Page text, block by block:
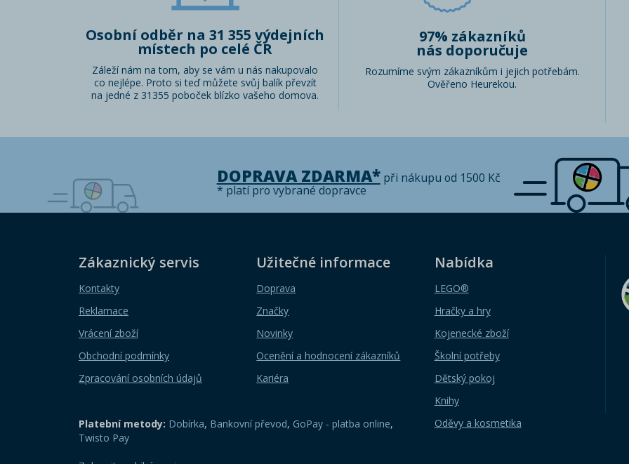
Osobní odběr na 31 355 výdejních
místech po celé ČR
Záleží nám na tom, aby se vám u nás nakupovalo
co nejlépe. Proto si teď můžete svůj balík převzít
na jedné z 31355 poboček blízko vašeho domova.
97% zákazníků
nás doporučuje
Rozumíme svým zákazníkům i jejich potřebám.
Ověřeno Heurekou.
DOPRAVA ZDARMA*při nákupu od 1500 Kč
* platí pro vybrané dopravce
Zákaznický servis
Kontakty
Reklamace
Vrácení zboží
Obchodní podmínky
Zpracování osobních údajů
Užitečné informace
Doprava
Značky
Novinky
Ocenění a hodnocení zákazníků
Kariéra
Nabídka
LEGO®
Hračky a hry
Kojenecké zboží
Školní potřeby
Dětský pokoj
Knihy
Oděvy a kosmetika
Platební metody: Dobírka, Bankovní převod, GoPay - platba online,
Twisto Pay